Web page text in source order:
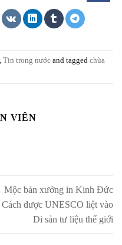
, Tin trong nước and tagged chùa
VIÊN
Mộc bản xưởng in Kinh Đức
Cách được UNESCO liệt vào
Di sản tư liệu thế giới